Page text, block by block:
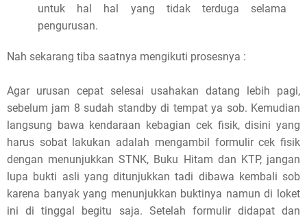
untuk hal hal yang tidak terduga selama
pengurusan.
Nah sekarang tiba saatnya mengikuti prosesnya :
Agar urusan cepat selesai usahakan datang lebih pagi,
sebelum jam 8 sudah standby di tempat ya sob. Kemudian
langsung bawa kendaraan kebagian cek fisik, disini yang
harus sobat lakukan adalah mengambil formulir cek fisik
dengan menunjukkan STNK, Buku Hitam dan KTP, jangan
lupa bukti asli yang ditunjukkan tadi dibawa kembali sob
karena banyak yang menunjukkan buktinya namun di loket
ini di tinggal begitu saja. Setelah formulir didapat dan